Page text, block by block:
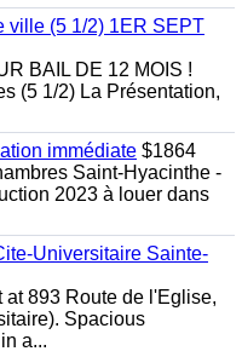
ville (5 1/2) 1ER SEPT
BAIL DE 12 MOIS !
(5 1/2) La Présentation,
immédiate $1864
Saint-Hyacinthe -
2023 à louer dans
Universitaire Sainte-
at 893 Route de l'Eglise,
Spacious
a...